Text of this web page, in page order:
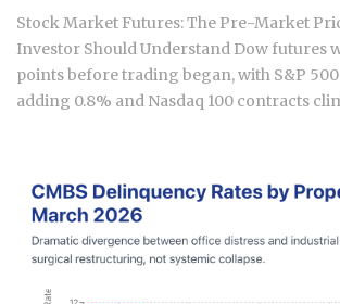
36% or less generally reads as favorable to
credit file feels an early closure more than...
Stock Market Futures: The Pre-Market
Investor Should Understand Dow futures
points before trading began, with S&P
adding 0.8% and Nasdaq 100 contracts
does that pre-market signal translate into
gained or lost when the opening bell rings
Eastern? The three primary US futures
S&P 500, E-mini Dow, and E-mini Nasdaq